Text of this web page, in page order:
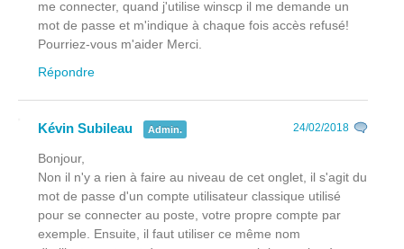
me connecter, quand j'utilise winscp il me demande un
mot de passe et m'indique à chaque fois accès refusé!
Pourriez-vous m'aider Merci.
Répondre
Kévin Subileau Admin. 24/02/2018
Bonjour,
Non il n'y a rien à faire au niveau de cet onglet, il s'agit du
mot de passe d'un compte utilisateur classique utilisé
pour se connecter au poste, votre propre compte par
exemple. Ensuite, il faut utiliser ce même nom